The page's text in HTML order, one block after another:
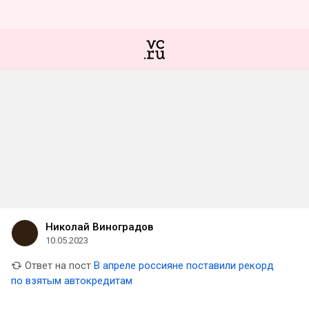
Николай Виноградов
10.05.2023
Ответ на пост В апреле россияне поставили рекорд
по взятым автокредитам